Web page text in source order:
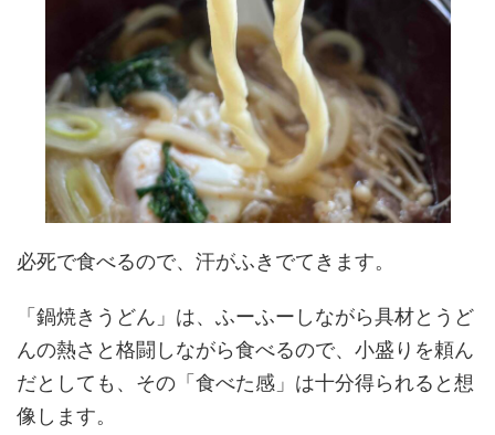
必死で食べるので、汗がふきでてきます。
「鍋焼きうどん」は、ふーふーしながら具材とうど
んの熱さと格闘しながら食べるので、小盛りを頼ん
だとしても、その「食べた感」は十分得られると想
像します。